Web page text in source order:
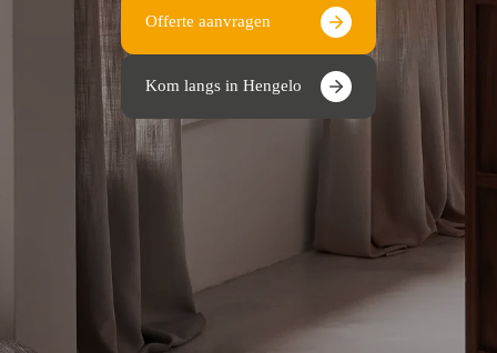
Offerte aanvragen
Kom langs in Hengelo